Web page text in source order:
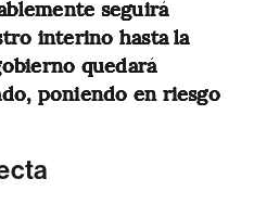
seguirá
interino hasta la
quedará
poniendo en riesgo